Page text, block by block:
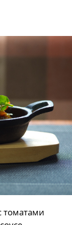
томатами